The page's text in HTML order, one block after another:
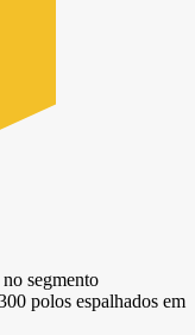
segmento
polos espalhados em